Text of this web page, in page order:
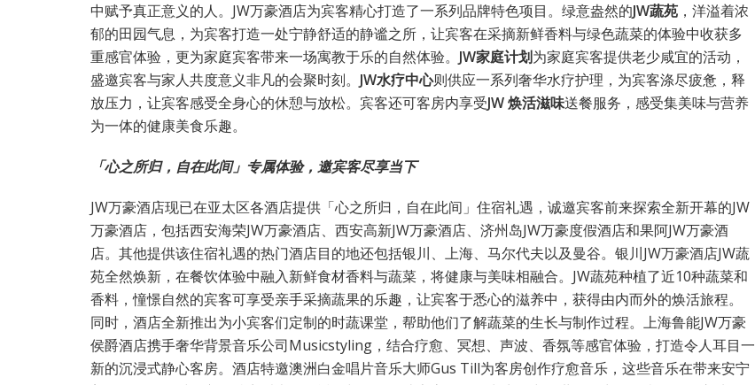
中赋予真正意义的人。JW万豪酒店为宾客精心打造了一系列品牌特色项目。绿意盎然的JW蔬苑 ，洋溢着浓
郁的田园气息，为宾客打造一处宁静舒适的静谧之所，让宾客在采摘新鲜香料与绿色蔬菜的体验中收获多
重感官体验，更为家庭宾客带来一场寓教于乐的自然体验。 JW家庭计划为家庭宾客提供老少咸宜的活动，
盛邀宾客与家人共度意义非凡的会聚时刻。 JW水疗中心则供应一系列奢华水疗护理，为宾客涤尽疲惫，释
放压力，让宾客感受全身心的休憩与放松。宾客还可客房内享受JW焕活滋味送餐服务，感受集美味与营养
为一体的健康美食乐趣。
「心之所归，自在此间」专属体验，邀宾客尽享当下
JW万豪酒店现已在亚太区各酒店提供「心之所归，自在此间」住宿礼遇，诚邀宾客前来探索全新开幕的JW
万豪酒店，包括西安海荣JW万豪酒店、西安高新JW万豪酒店、济州岛JW万豪度假酒店和果阿JW万豪酒
店。其他提供该住宿礼遇的热门酒店目的地还包括银川、上海、马尔代夫以及曼谷。银川JW万豪酒店JW蔬
苑全然焕新，在餐饮体验中融入新鲜食材香料与蔬菜，将健康与美味相融合。JW蔬苑种植了近10种蔬菜和
香料，憧憬自然的宾客可享受亲手采摘蔬果的乐趣，让宾客于悉心的滋养中，获得由内而外的焕活旅程。
同时，酒店全新推出为小宾客们定制的时蔬课堂，帮助他们了解蔬菜的生长与制作过程。上海鲁能JW万豪
侯爵酒店携手奢华背景音乐公司Musicstyling，结合疗愈、冥想、声波、香氛等感官体验，打造令人耳目一
新的沉浸式静心客房。酒店特邀澳洲白金唱片音乐大师Gus Till为客房创作疗愈音乐，这些音乐在带来安宁